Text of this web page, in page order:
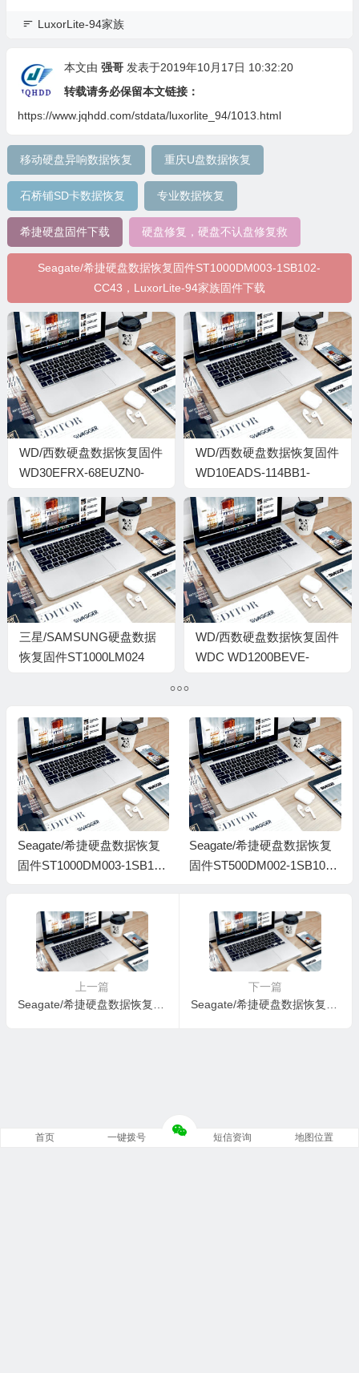
LuxorLite-94家族
本文由 强哥 发表于2019年10月17日 10:32:20
转载请务必保留本文链接：
https://www.jqhdd.com/stdata/luxorlite_94/1013.html
移动硬盘异响数据恢复 重庆U盘数据恢复
石桥铺SD卡数据恢复 专业数据恢复
希捷硬盘固件下载 硬盘修复，硬盘不认盘修复救
Seagate/希捷硬盘数据恢复固件ST1000DM003-1SB102-
CC43，LuxorLite-94家族固件下载
WD/西数硬盘数据恢复固件
WD30EFRX-68EUZN0-
WMC4N2911267-
00010055-H6-1740
WD/西数硬盘数据恢复固件
WD10EADS-114BB1-
WCAV5L500521-00000036
三星/SAMSUNG硬盘数据
恢复固件ST1000LM024
WD/西数硬盘数据恢复固件
WDC WD1200BEVE-
00010008-686
Seagate/希捷硬盘数据恢复
固件ST1000DM003-1SB102
Seagate/希捷硬盘数据恢复
固件ST500DM002-1SB10A-
上一篇
Seagate/希捷硬盘数据恢复固件ST1000DM010-2EP102-CC43-Z9A9FVKE
下一篇
Seagate/希捷硬盘数据恢复固件ST1000DM010-2EP102-CC43-W9ACBXX7
首页 一键拨号 短信资询 地图位置